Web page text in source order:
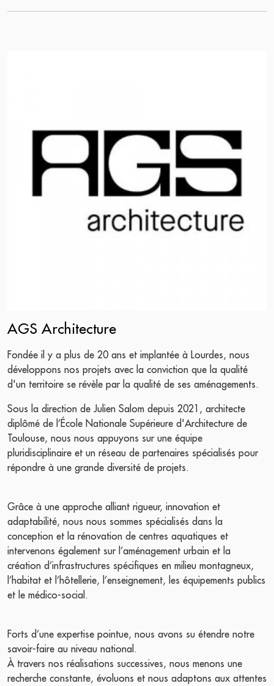
AGS Architecture
Fondée il y a plus de 20 ans et implantée à Lourdes, nous
développons nos projets avec la conviction que la qualité
d'un territoire se révèle par la qualité de ses aménagements.
Sous la direction de Julien Salom depuis 2021, architecte
diplômé de l’École Nationale Supérieure d'Architecture de
Toulouse, nous nous appuyons sur une équipe
pluridisciplinaire et un réseau de partenaires spécialisés pour
répondre à une grande diversité de projets.
Grâce à une approche alliant rigueur, innovation et
adaptabilité, nous nous sommes spécialisés dans la
conception et la rénovation de centres aquatiques et
intervenons également sur l’aménagement urbain et la
création d’infrastructures spécifiques en milieu montagneux,
l’habitat et l’hôtellerie, l’enseignement, les équipements publics
et le médico-social.
Forts d’une expertise pointue, nous avons su étendre notre
savoir-faire au niveau national.
À travers nos réalisations successives, nous menons une
recherche constante, évoluons et nous adaptons aux attentes